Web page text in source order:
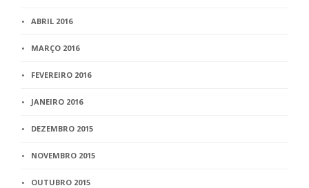
ABRIL 2016
MARÇO 2016
FEVEREIRO 2016
JANEIRO 2016
DEZEMBRO 2015
NOVEMBRO 2015
OUTUBRO 2015